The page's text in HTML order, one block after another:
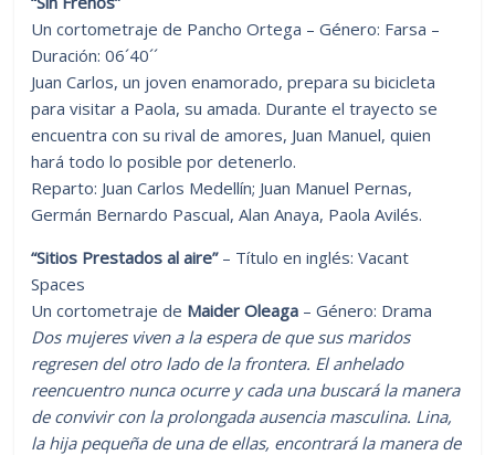
Un cortometraje de Pancho Ortega – Género: Farsa –
Duración: 06´40´´
Juan Carlos, un joven enamorado, prepara su bicicleta
para visitar a Paola, su amada. Durante el trayecto se
encuentra con su rival de amores, Juan Manuel, quien
hará todo lo posible por detenerlo.
Reparto: Juan Carlos Medellín; Juan Manuel Pernas,
Germán Bernardo Pascual, Alan Anaya, Paola Avilés.
“Sitios Prestados al aire”– Título en inglés: Vacant
Spaces
Un cortometraje de Maider Oleaga – Género: Drama
Dos mujeres viven a la espera de que sus maridos
regresen del otro lado de la frontera. El anhelado
reencuentro nunca ocurre y cada una buscará la manera
de convivir con la prolongada ausencia masculina. Lina,
la hija pequeña de una de ellas, encontrará la manera de